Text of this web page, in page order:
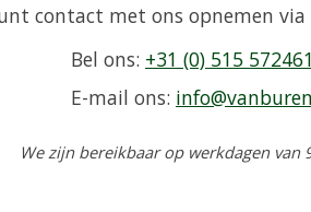
contact met ons opnemen via
Bel ons: +31 (0) 515 572461
E-mail ons:
We zijn bereikbaar op werkdagen van